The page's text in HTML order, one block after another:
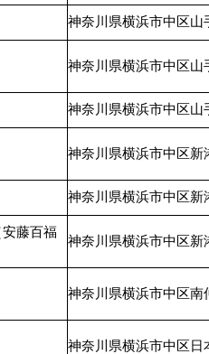
神奈川県横浜市中区山
神奈川県横浜市中区山
神奈川県横浜市中区山
神奈川県横浜市中区新
神奈川県横浜市中区新
藤百福
神奈川県横浜市中区新
神奈川県横浜市中区南
神奈川県横浜市中区日